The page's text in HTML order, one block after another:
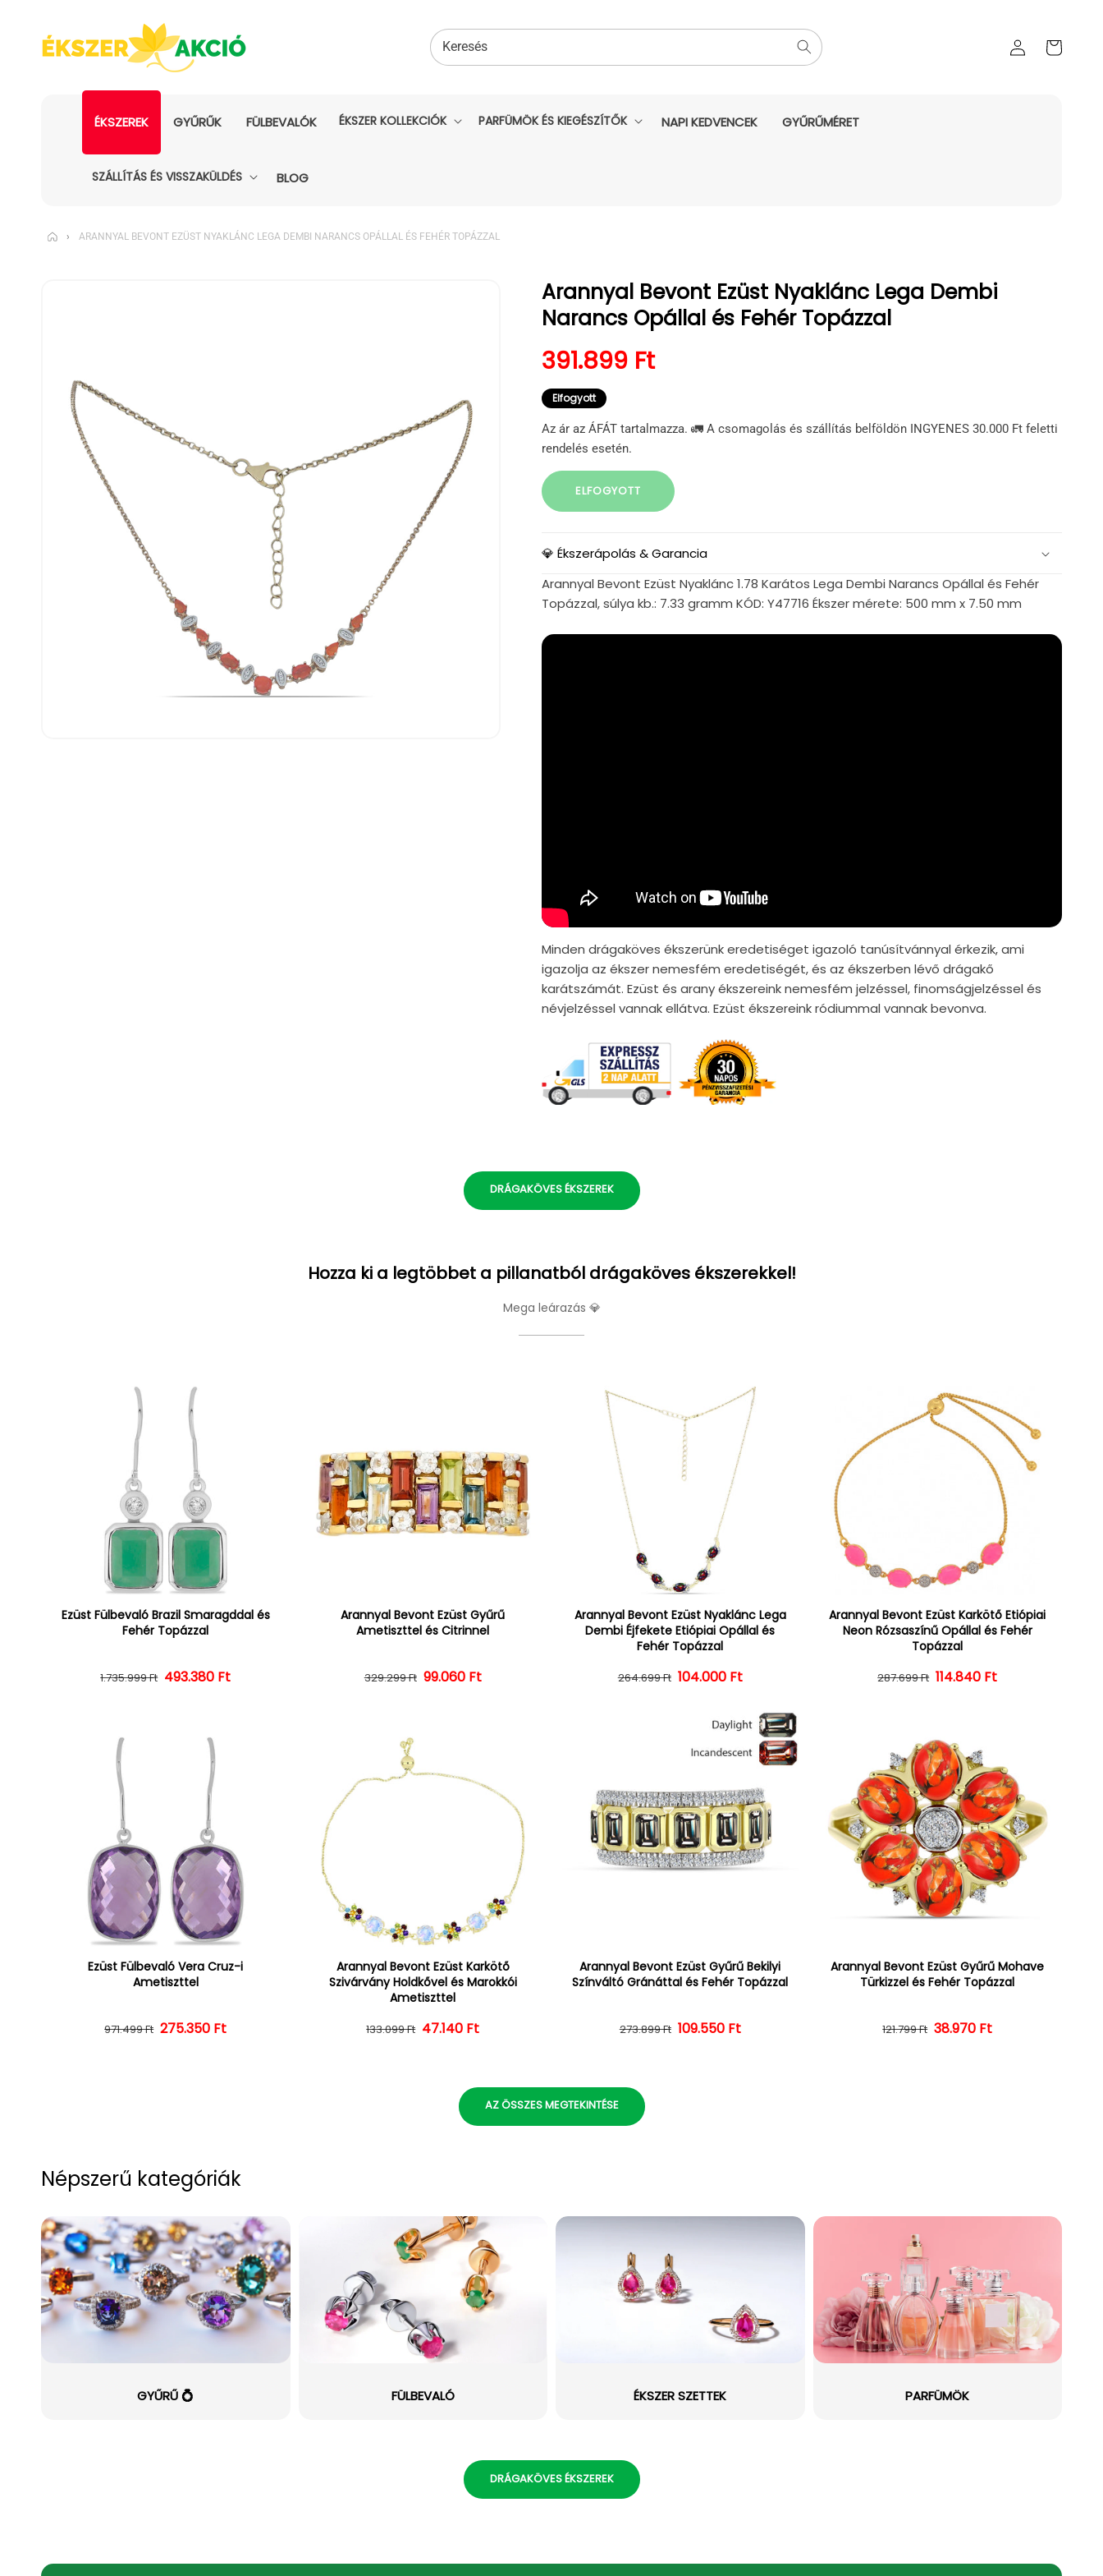
Bejelentkezés
kosara
Keresés
ÉKSZEREK GYŰRŰK FÜLBEVALÓK ÉKSZER KOLLEKCIÓK PARFÜMÖK ÉS KIEGÉSZÍTŐK NAPI KEDVENCEK GYŰRŰMÉRET
SZÁLLÍTÁS ÉS VISSZAKÜLDÉS BLOG
› ARANNYAL BEVONT EZÜST NYAKLÁNC LEGA DEMBI NARANCS OPÁLLAL ÉS FEHÉR TOPÁZZAL
Arannyal Bevont Ezüst Nyaklánc Lega Dembi
Narancs Opállal és Fehér Topázzal
Normál ár
391.899 Ft
Elfogyott
Az ár az ÁFÁT tartalmazza. 🚛 A csomagolás és szállítás belföldön INGYENES 30.000 Ft feletti
rendelés esetén.
ELFOGYOTT
💎 Ékszerápolás & Garancia
Arannyal Bevont Ezüst Nyaklánc 1.78 Karátos Lega Dembi Narancs Opállal és Fehér
Topázzal, súlya kb.: 7.33 gramm KÓD: Y47716 Ékszer mérete: 500 mm x 7.50 mm
Minden drágaköves ékszerünk eredetiséget igazoló tanúsítvánnyal érkezik, ami
igazolja az ékszer nemesfém eredetiségét, és az ékszerben lévő drágakő
karátszámát. Ezüst és arany ékszereink nemesfém jelzéssel, finomságjelzéssel és
névjelzéssel vannak ellátva. Ezüst ékszereink ródiummal vannak bevonva.
DRÁGAKÖVES ÉKSZEREK
Hozza ki a legtöbbet a pillanatból drágaköves ékszerekkel!
Mega leárazás 💎
Ezüst Fülbevaló Brazil Smaragddal és
Fehér Topázzal
Normál ár
1.735.999 Ft Kedvezményes ár
493.380 Ft
Arannyal Bevont Ezüst Gyűrű
Ametiszttel és Citrinnel
Normál ár
329.299 Ft Kedvezményes ár
99.060 Ft
Arannyal Bevont Ezüst Nyaklánc Lega
Dembi Éjfekete Etiópiai Opállal és
Fehér Topázzal
Normál ár
264.699 Ft Kedvezményes ár
104.000 Ft
Arannyal Bevont Ezüst Karkötő Etiópiai
Neon Rózsaszínű Opállal és Fehér
Topázzal
Normál ár
287.699 Ft Kedvezményes ár
114.840 Ft
Ezüst Fülbevaló Vera Cruz-i
Ametiszttel
Normál ár
971.499 Ft Kedvezményes ár
275.350 Ft
Arannyal Bevont Ezüst Karkötő
Szivárvány Holdkővel és Marokkói
Ametiszttel
Normál ár
133.099 Ft Kedvezményes ár
47.140 Ft
Arannyal Bevont Ezüst Gyűrű Bekilyi
Színváltó Gránáttal és Fehér Topázzal
Normál ár
273.899 Ft Kedvezményes ár
109.550 Ft
Arannyal Bevont Ezüst Gyűrű Mohave
Türkizzel és Fehér Topázzal
Normál ár
121.799 Ft Kedvezményes ár
38.970 Ft
AZ ÖSSZES MEGTEKINTÉSE
Népszerű kategóriák
GYŰRŰ 💍 FÜLBEVALÓ ÉKSZER SZETTEK PARFÜMÖK
DRÁGAKÖVES ÉKSZEREK